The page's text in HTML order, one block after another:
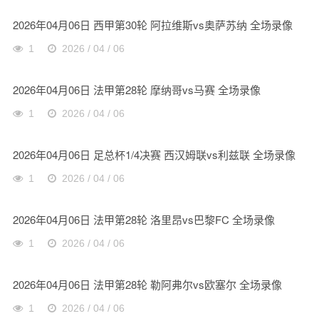
2026年04月06日 西甲第30轮 阿拉维斯vs奥萨苏纳 全场录像
1 2026 / 04 / 06
2026年04月06日 法甲第28轮 摩纳哥vs马赛 全场录像
1 2026 / 04 / 06
2026年04月06日 足总杯1/4决赛 西汉姆联vs利兹联 全场录像
1 2026 / 04 / 06
2026年04月06日 法甲第28轮 洛里昂vs巴黎FC 全场录像
1 2026 / 04 / 06
2026年04月06日 法甲第28轮 勒阿弗尔vs欧塞尔 全场录像
1 2026 / 04 / 06